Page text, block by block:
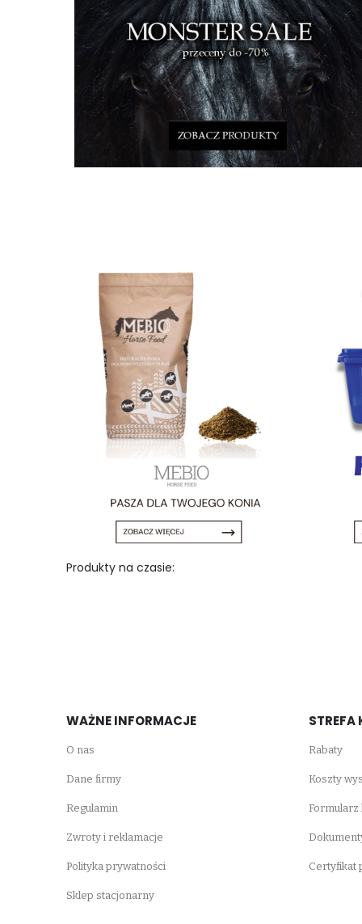
Produkty na czasie:
WAŻNE INFORMACJE
O nas
Dane firmy
Regulamin
Zwroty i reklamacje
Polityka prywatności
Sklep stacjonarny
STREFA
Rabaty
Koszty
Certyfikat